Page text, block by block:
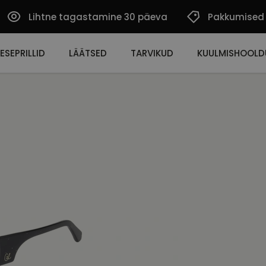
Lihtne tagastamine 30 päeva Pakkumised
LÄÄTSED TARVIKUD